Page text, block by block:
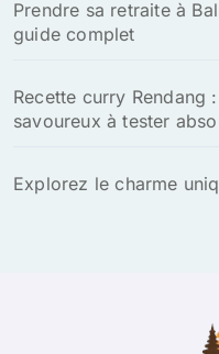
Prendre sa retraite à
guide complet
Recette curry Rendang
savoureux à tester
Explorez le charme